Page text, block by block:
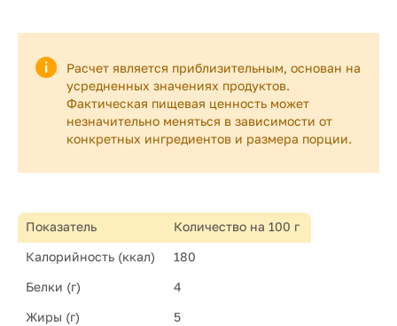
Расчет является приблизительным, основан на
усредненных значениях продуктов.
Фактическая пищевая ценность может
незначительно меняться в зависимости от
конкретных ингредиентов и размера порции.
Показатель
Количество на 100 г
Калорийность (ккал)
180
Белки (г)
4
Жиры (г)
5